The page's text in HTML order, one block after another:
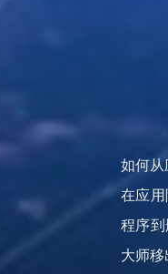
如何从
在应
程序
大师移